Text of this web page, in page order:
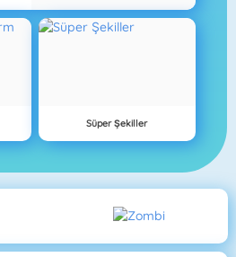
Süper Şekiller